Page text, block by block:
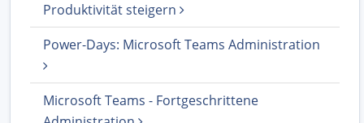
Produktivität steigern
Power-Days: Microsoft Teams Administration
Microsoft Teams - Fortgeschrittene